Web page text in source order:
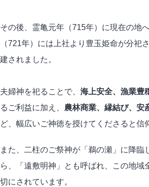
その後、霊亀元年（715年）に現在の地
（721年）には上社より豊玉姫命が分祀
建されました。
夫婦神を祀ることで、 海上安全、漁業豊
るご利益に加え、 農林商業、縁結び、安
ど、幅広いご神徳を授けてくださると信
また、二柱のご祭神が「鵜の瀬」に降臨
ら、「遠敷明神」とも呼ばれ、この地域
切にされています。